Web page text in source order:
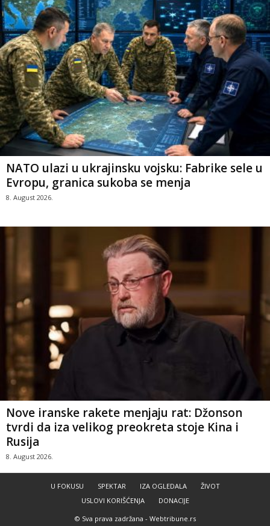
NATO ulazi u ukrajinsku vojsku: Fabrike sele u
Evropu, granica sukoba se menja
8. August 2026.
Nove iranske rakete menjaju rat: Džonson
tvrdi da iza velikog preokreta stoje Kina i
Rusija
8. August 2026.
U FOKUSU SPEKTAR IZA OGLEDALA
ŽIVOT
USLOVI KORIŠĆENJA
DONACIJE
© Sva prava zadržana - Webtribune.rs